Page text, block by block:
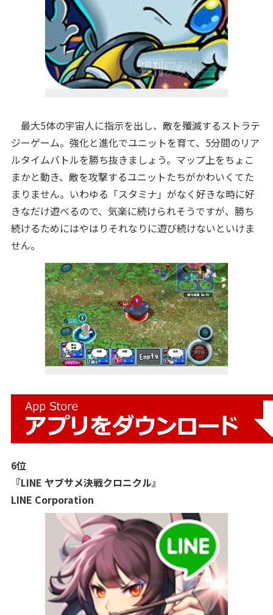
最大5体の宇宙人に指示を出し、敵を殲滅するストラテ
ジーゲーム。強化と進化でユニットを育て、5分間のリア
ルタイムバトルを勝ち抜きましょう。マップ上をちょこ
まかと動き、敵を攻撃するユニットたちがかわいくてた
まりません。いわゆる「スタミナ」がなく好きな時に好
きなだけ遊べるので、気楽に続けられそうですが、勝ち
続けるためにはやはりそれなりに遊び続けないといけま
せん。
6位
『LINE ヤブサメ決戦クロニクル』
LINE Corporation